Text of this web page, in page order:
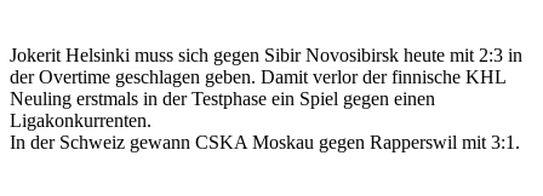
Jokerit Helsinki muss sich gegen Sibir Novosibirsk heute mit 2:3 in
der Overtime geschlagen geben. Damit verlor der finnische KHL
Neuling erstmals in der Testphase ein Spiel gegen einen
Ligakonkurrenten.
In der Schweiz gewann CSKA Moskau gegen Rapperswil mit 3:1.